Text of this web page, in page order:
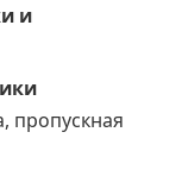
и
пропускная